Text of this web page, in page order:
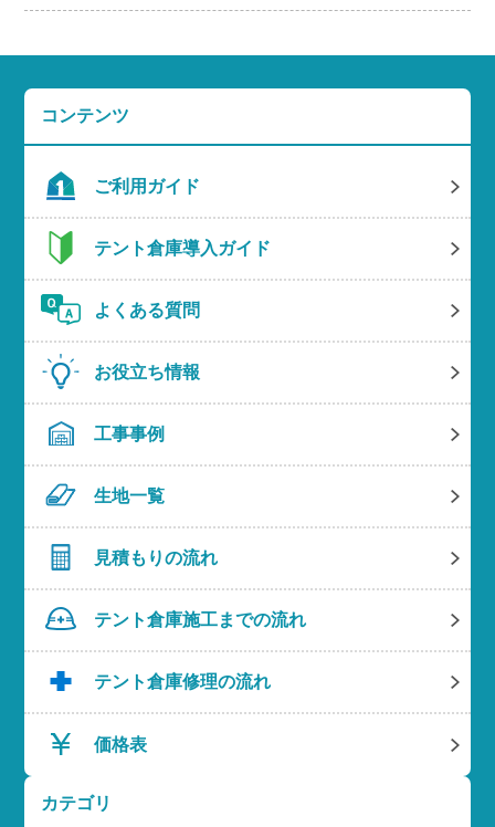
コンテンツ
ご利用ガイド
テント倉庫導入ガイド
よくある質問
お役立ち情報
工事事例
生地一覧
見積もりの流れ
テント倉庫施工までの流れ
テント倉庫修理の流れ
価格表
カテゴリ